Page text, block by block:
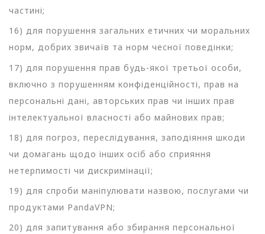
частині;
16) для порушення загальних етичних чи моральних
норм, добрих звичаїв та норм чесної поведінки;
17) для порушення прав будь-якої третьої особи,
включно з порушенням конфіденційності, прав на
персональні дані, авторських прав чи інших прав
інтелектуальної власності або майнових прав;
18) для погроз, переслідування, заподіяння шкоди
чи домагань щодо інших осіб або сприяння
нетерпимості чи дискримінації;
19) для спроби маніпулювати назвою, послугами чи
продуктами PandaVPN;
20) для запитування або збирання персональної